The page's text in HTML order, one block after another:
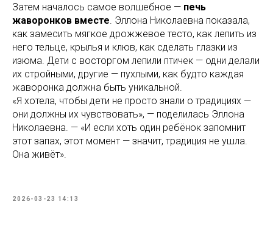
Затем началось самое волшебное — печь
жаворонков вместе. Эллона Николаевна показала,
как замесить мягкое дрожжевое тесто, как лепить из
него тельце, крылья и клюв, как сделать глазки из
изюма. Дети с восторгом лепили птичек — одни делали
их стройными, другие — пухлыми, как будто каждая
жаворонка должна быть уникальной.
«Я хотела, чтобы дети не просто знали о традициях —
они должны их чувствовать», — поделилась Эллона
Николаевна. — «И если хоть один ребёнок запомнит
этот запах, этот момент — значит, традиция не ушла.
Она живёт».
2026-03-23 14:13